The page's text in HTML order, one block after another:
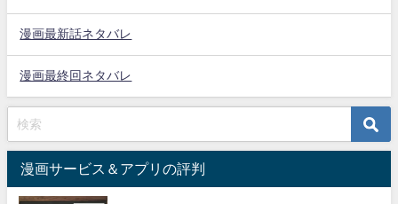
漫画最新話ネタバレ
漫画最終回ネタバレ
漫画サービス＆アプリの評判